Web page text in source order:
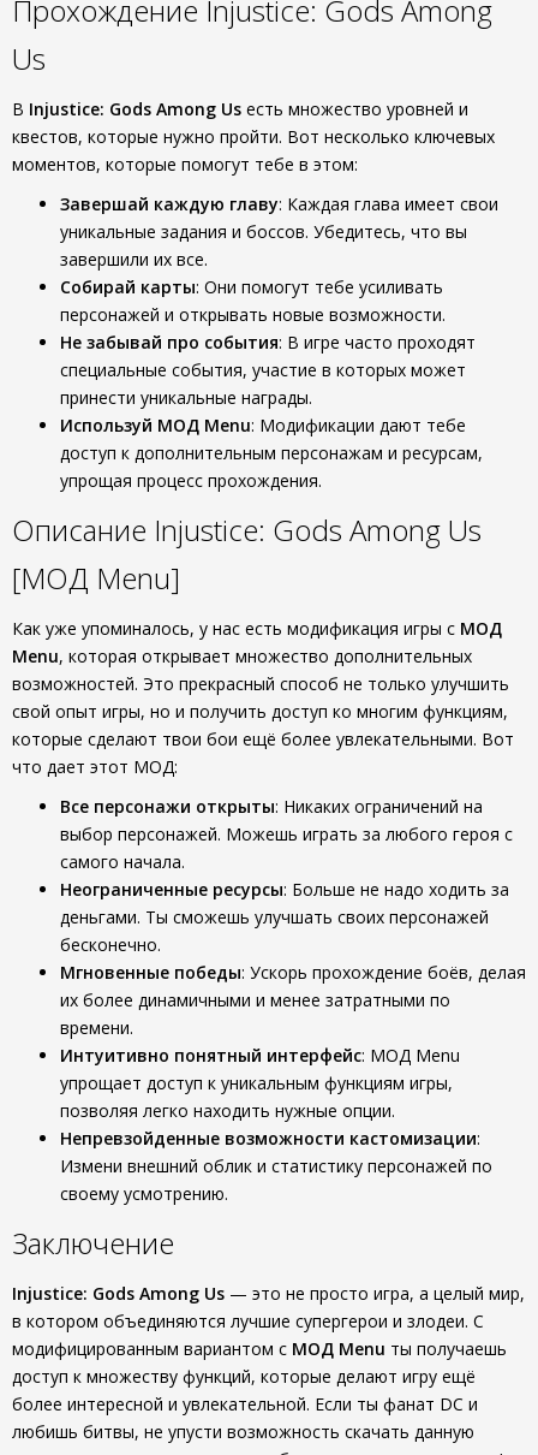
Прохождение Injustice: Gods Among
Us
В Injustice: Gods Among Us есть множество уровней и
квестов, которые нужно пройти. Вот несколько ключевых
моментов, которые помогут тебе в этом:
Завершай каждую главу: Каждая глава имеет свои
уникальные задания и боссов. Убедитесь, что вы
завершили их все.
Собирай карты: Они помогут тебе усиливать
персонажей и открывать новые возможности.
Не забывай про события: В игре часто проходят
специальные события, участие в которых может
принести уникальные награды.
Используй МОД Menu: Модификации дают тебе
доступ к дополнительным персонажам и ресурсам,
упрощая процесс прохождения.
Описание Injustice: Gods Among Us
[МОД Menu]
Как уже упоминалось, у нас есть модификация игры с МОД
Menu, которая открывает множество дополнительных
возможностей. Это прекрасный способ не только улучшить
свой опыт игры, но и получить доступ ко многим функциям,
которые сделают твои бои ещё более увлекательными. Вот
что дает этот МОД:
Все персонажи открыты: Никаких ограничений на
выбор персонажей. Можешь играть за любого героя с
самого начала.
Неограниченные ресурсы: Больше не надо ходить за
деньгами. Ты сможешь улучшать своих персонажей
бесконечно.
Мгновенные победы: Ускорь прохождение боёв, делая
их более динамичными и менее затратными по
времени.
Интуитивно понятный интерфейс: МОД Menu
упрощает доступ к уникальным функциям игры,
позволяя легко находить нужные опции.
Непревзойденные возможности кастомизации:
Измени внешний облик и статистику персонажей по
своему усмотрению.
Заключение
Injustice: Gods Among Us — это не просто игра, а целый мир,
в котором объединяются лучшие супергерои и злодеи. С
модифицированным вариантом с МОД Menu ты получаешь
доступ к множеству функций, которые делают игру ещё
более интересной и увлекательной. Если ты фанат DC и
любишь битвы, не упусти возможность скачать данную